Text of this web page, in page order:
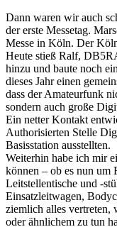
Dann waren wir auch
der erste Messetag.
Messe in Köln. Der
Heute stieß Ralf,
hinzu und baute noch
dieses Jahr einen
dass der Amateurfunk
sondern auch große
Ein netter Kontakt
Authorisierten Stelle
Basisstation ausstellten.
Weiterhin habe ich mir
können – ob es nun um
Leitstellentische und -
Einsatzleitwagen,
ziemlich alles
oder ähnlichem zu tun